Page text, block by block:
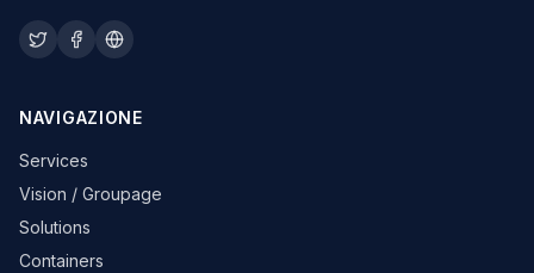
NAVIGAZIONE
Services
Vision / Groupage
Solutions
Containers